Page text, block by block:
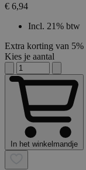
€ 6,94
Incl. 21% btw
Extra korting van 5%
Kies je aantal
In het winkelmandje